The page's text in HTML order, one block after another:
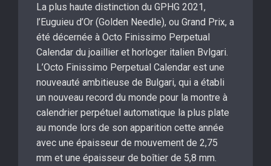
La plus haute distinction du GPHG 2021,
l’Euguieu d’Or (Golden Needle), ou Grand Prix, a
été décernée à Octo Finissimo Perpetual
Calendar du joaillier et horloger italien Bvlgari.
L’Octo Finissimo Perpetual Calendar est une
nouveauté ambitieuse de Bulgari, qui a établi
un nouveau record du monde pour la montre à
calendrier perpétuel automatique la plus plate
au monde lors de son apparition cette année
avec une épaisseur de mouvement de 2,75
mm et une épaisseur de boîtier de 5,8 mm.